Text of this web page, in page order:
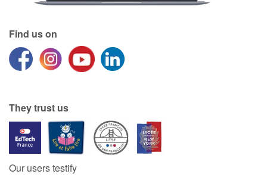
Find us on
They trust us
Our users testify